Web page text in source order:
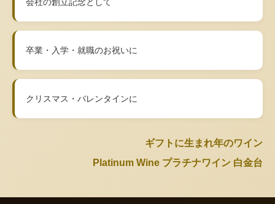
卒業・入学・就職のお祝いに
クリスマス・バレンタインに
ギフトに生まれ年のワイン
Platinum Wine プラチナワイン 白金台